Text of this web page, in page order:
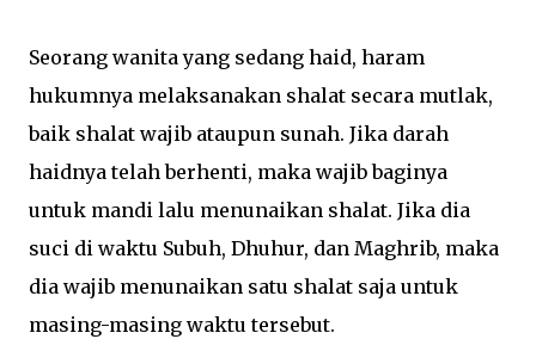
Seorang wanita yang sedang haid, haram
hukumnya melaksanakan shalat secara mutlak,
baik shalat wajib ataupun sunah. Jika darah
haidnya telah berhenti, maka wajib baginya
untuk mandi lalu menunaikan shalat. Jika dia
suci di waktu Subuh, Dhuhur, dan Maghrib, maka
dia wajib menunaikan satu shalat saja untuk
masing-masing waktu tersebut.